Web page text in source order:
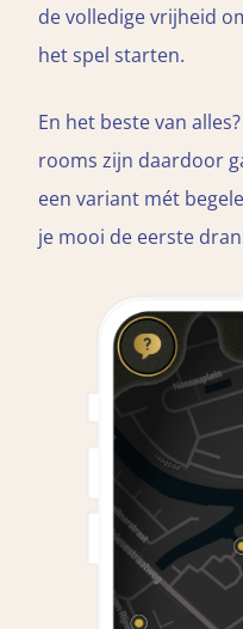
de volledige vrijheid
het spel starten.
En het beste van
rooms zijn daardoor
een variant mét
je mooi de eerste